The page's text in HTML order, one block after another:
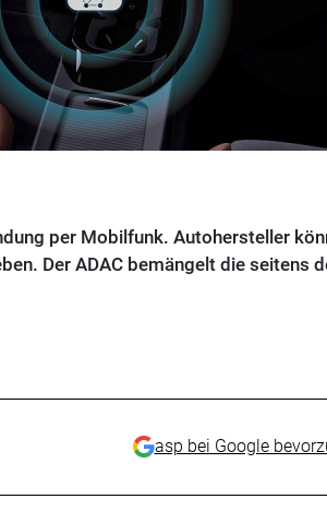
per Mobilfunk. Autohersteller
Der ADAC bemängelt die seitens
asp bei Google